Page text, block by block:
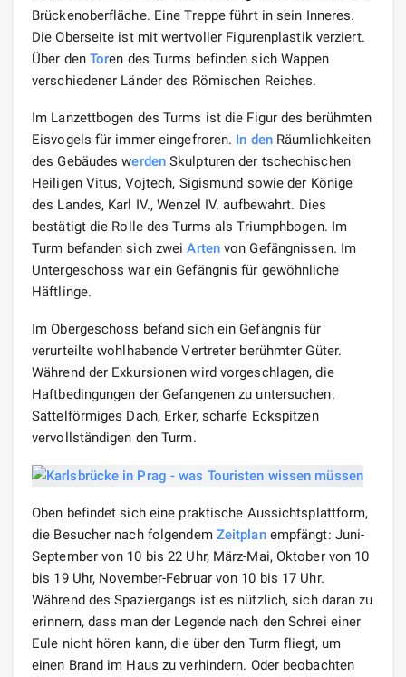
Brückenoberfläche. Eine Treppe führt in sein Inneres.
Die Oberseite ist mit wertvoller Figurenplastik verziert.
Über den Toren des Turms befinden sich Wappen
verschiedener Länder des Römischen Reiches.
Im Lanzettbogen des Turms ist die Figur des berühmten
Eisvogels für immer eingefroren. In denRäumlichkeiten
des Gebäudes werdenSkulpturen der tschechischen
Heiligen Vitus, Vojtech, Sigismund sowie der Könige
des Landes, Karl IV., Wenzel IV. aufbewahrt. Dies
bestätigt die Rolle des Turms als Triumphbogen. Im
Turm befanden sich zweiArtenvon Gefängnissen. Im
Untergeschoss war ein Gefängnis für gewöhnliche
Häftlinge.
Im Obergeschoss befand sich ein Gefängnis für
verurteilte wohlhabende Vertreter berühmter Güter.
Während der Exkursionen wird vorgeschlagen, die
Haftbedingungen der Gefangenen zu untersuchen.
Sattelförmiges Dach, Erker, scharfe Eckspitzen
vervollständigen den Turm.
Oben befindet sich eine praktische Aussichtsplattform,
die Besucher nach folgendem Zeitplanempfängt: Juni-
September von 10 bis 22 Uhr, März-Mai, Oktober von 10
bis 19 Uhr, November-Februar von 10 bis 17 Uhr.
Während des Spaziergangs ist es nützlich, sich daran zu
erinnern, dass man der Legende nach den Schrei einer
Eule nicht hören kann, die über den Turm fliegt, um
einen Brand im Haus zu verhindern. Oder beobachten